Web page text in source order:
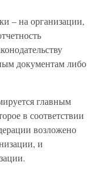
– на организации,
документам либо
главным
в соответствии
возложено
и